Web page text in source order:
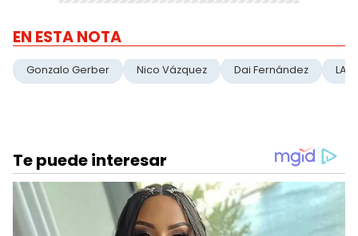
EN ESTA NOTA
Gonzalo Gerber Nico Vázquez Dai Fernández LAM